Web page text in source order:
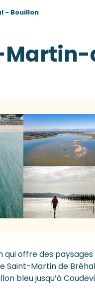
- Bouillon
qui offre des
Saint-Martin de
bleu jusqu’à